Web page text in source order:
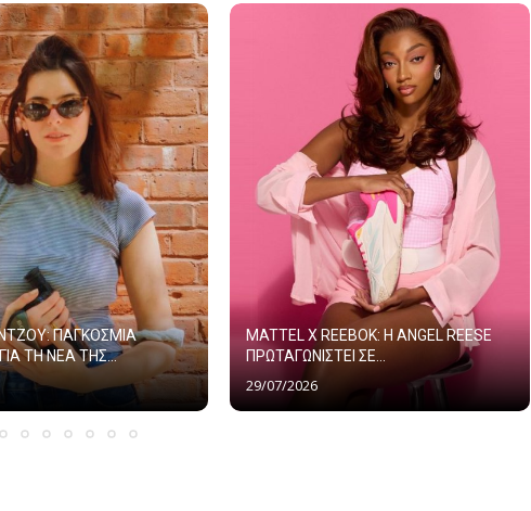
ΠΑΓΚΟΣΜΙΑ
ΤΗ ΝΕΑ ΤΗΣ...
MATTEL X REEBOK: Η ANGEL REESE
ΠΡΩΤΑΓΩΝΙΣΤΕΙ ΣΕ...
29/07/2026